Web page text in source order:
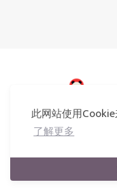
此网站使用Cookie
了解更多
共36078个访
© Made With